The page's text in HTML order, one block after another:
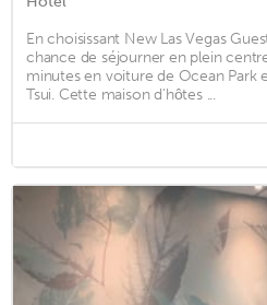
En choisissant New Las Vegas
chance de séjourner en plein
minutes en voiture de Ocean Park
Tsui. Cette maison d'hôtes ...